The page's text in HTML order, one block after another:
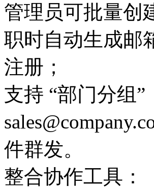
管理员可批量创
职时自动生成邮
注册；
支持 “部门分组”
件群发。
整合协作工具：